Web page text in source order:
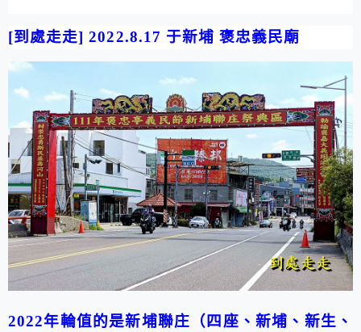
[到處走走] 2022.8.17 于新埔 褒忠義民廟
2022年輪值的是新埔聯庄（四座、新埔、新生、